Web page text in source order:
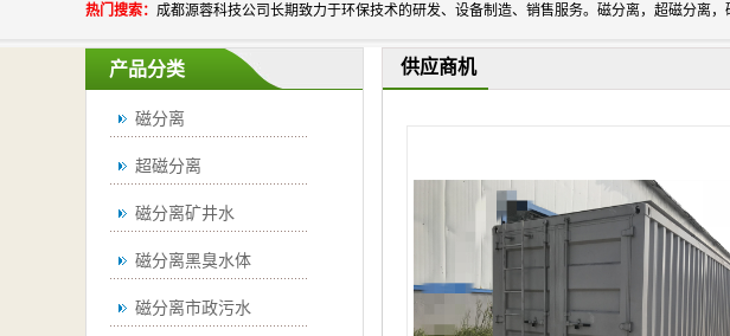
热门搜索：
产品分类
磁分离
超磁分离
磁分离矿井水
磁分离黑臭水体
磁分离市政污水
供应商机